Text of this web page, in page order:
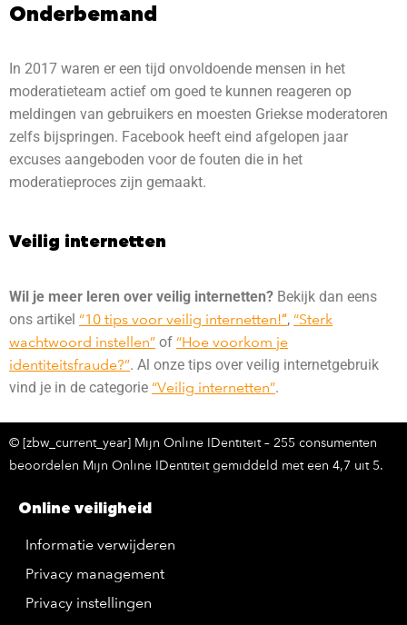
Onderbemand
In 2017 waren er een tijd onvoldoende mensen in het
moderatieteam actief om goed te kunnen reageren op
meldingen van gebruikers en moesten Griekse moderatoren
zelfs bijspringen. Facebook heeft eind afgelopen jaar
excuses aangeboden voor de fouten die in het
moderatieproces zijn gemaakt.
Veilig internetten
Wil je meer leren over veilig internetten? Bekijk dan eens
ons artikel “10 tips voor veilig internetten!“, “Sterk
wachtwoord instellen” of “Hoe voorkom je
identiteitsfraude?”. Al onze tips over veilig internetgebruik
vind je in de categorie “Veilig internetten”.
© [zbw_current_year] Mijn Online IDentiteit – 255 consumenten
beoordelen Mijn Online IDentiteit gemiddeld met een 4,7 uit 5.
Online veiligheid
Informatie verwijderen
Privacy management
Privacy instellingen